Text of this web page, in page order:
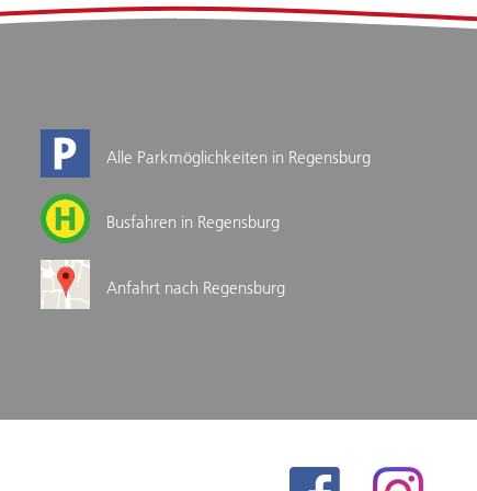
Alle Parkmöglichkeiten in Regensburg
Busfahren in Regensburg
Anfahrt nach Regensburg